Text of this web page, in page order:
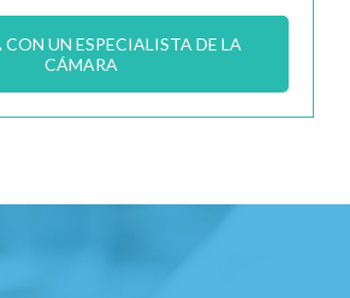
UN ESPECIALISTA DE LA
CÁMARA